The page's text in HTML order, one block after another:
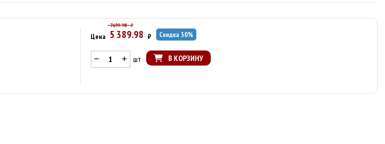
7699.98 ₽
Цена 5 389.98 ₽ Скидка 30%
шт В КОРЗИНУ